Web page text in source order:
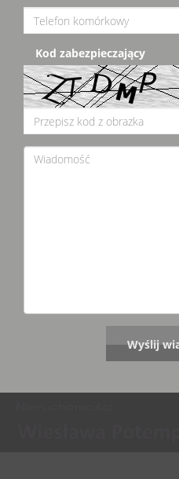
Kod zabezpieczający